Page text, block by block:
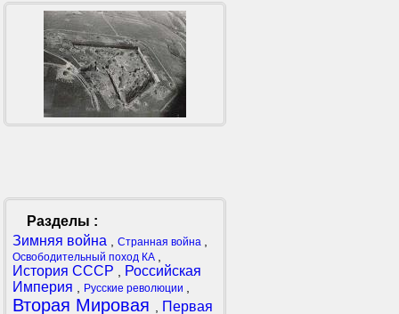
Разделы :
Зимняя война
Странная война
Освободительный поход КА
История СССР
Российская
Империя
Русские революции
Вторая Мировая
Первая